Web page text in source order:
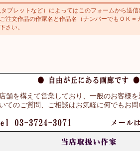
ブレットなど）によってはこのフォームから送
注文作品の作家名と作品名（ナンバーでもＯＫ
さい。
舗を構えて営業しており、一般のお客様
てのご質問、ご相談はお気軽に何でもお